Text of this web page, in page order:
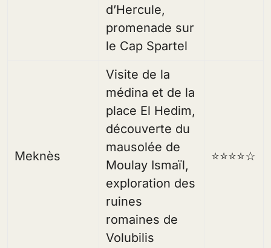
d’Hercule,
promenade sur
le Cap Spartel
Meknès
Visite de la
médina et de la
place El Hedim,
découverte du
mausolée de
Moulay Ismaïl,
exploration des
ruines
romaines de
Volubilis
⭐⭐⭐⭐☆